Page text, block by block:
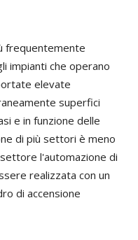
frequentemente
impianti che operano
elevate
superfici
e in funzione delle
di più settori è meno
l'automazione di
realizzata con un
di accensione